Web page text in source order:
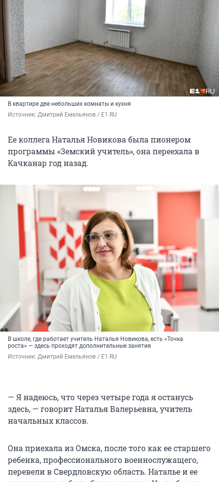
В квартире две небольших комнаты и кухня
Источник: Дмитрий Емельянов / E1.RU
Ее коллега Наталья Новикова была пионером
программы «Земский учитель», она переехала в
Качканар год назад.
В школе, где работает учитель Наталья Новикова, есть «Точка
роста» — здесь проходят дополнительные занятия
Источник: Дмитрий Емельянов / E1.RU
— Я надеюсь, что через четыре года я останусь
здесь, — говорит Наталья Валерьевна, учитель
начальных классов.
Она приехала из Омска, после того как ее старшего
ребенка, профессионального военнослужащего,
перевели в Свердловскую область. Наталье и ее